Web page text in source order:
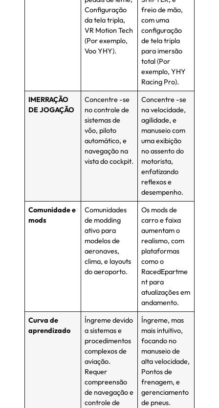
Configuração
da tela tripla,
VR Motion Tech
(Por exemplo,
Voo YHY).
freio de mão,
com uma
configuração
de tela tripla
para imersão
total (Por
exemplo, YHY
Racing Pro).
IMERRAÇÃO
DE JOGAÇÃO
Concentre -se
no controle de
sistemas de
vôo, piloto
automático, e
navegação na
vista do cockpit.
Concentre -se
na velocidade,
agilidade, e
manuseio com
uma exibição
no assento do
motorista,
enfatizando
reflexos e
desempenho.
Comunidade e
mods
Comunidades
de modding
ativo para
modelos de
aeronaves,
clima, e layouts
do aeroporto.
Os mods de
carro e faixa
aumentam o
realismo, com
plataformas
como o
RacedEpartme
nt para
atualizações em
andamento.
Curva de
aprendizado
Íngreme devido
a sistemas e
procedimentos
complexos de
aviação.
Requer
compreensão
de navegação e
controle de
Íngreme, mas
mais intuitivo,
focando no
manuseio de
alta velocidade,
Pontos de
frenagem, e
gerenciamento
de pneus.